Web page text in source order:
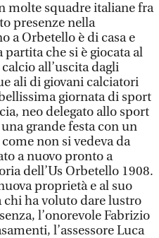
molte squadre italiane fra
presenze nella
a Orbetello è di casa e
che si è giocata al
all’uscita dagli
ali di giovani calciatori
giornata di sport
neo delegato allo sport
grande festa con un
non si vedeva da
a nuovo pronto a
dell’Us Orbetello 1908.
proprietà e al suo
chi ha voluto dare lustro
l’onorevole Fabrizio
l’assessore Luca